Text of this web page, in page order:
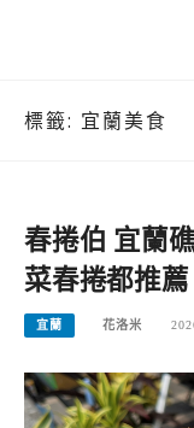
標籤: 宜蘭美食
春捲伯 宜蘭
菜春捲都推
宜蘭 花洛米